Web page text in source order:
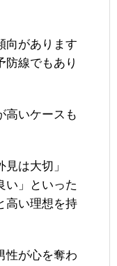
向があります
防線でもあり
高いケースも
は大切」
い」といった
高い理想を持
性が心を奪わ